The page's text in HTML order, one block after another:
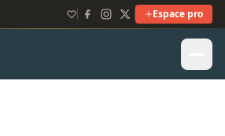
Espace pro